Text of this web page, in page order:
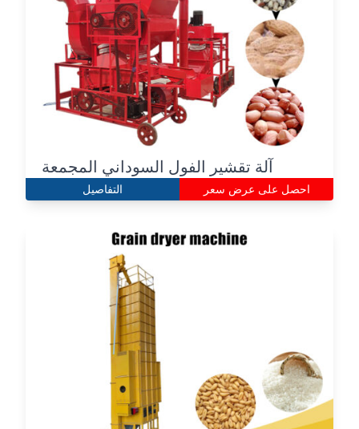
آلة تقشير الفول السوداني المجمعة
التفاصيل احصل على عرض سعر